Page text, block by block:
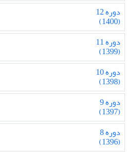
دوره 12
(1400)
دوره 11
(1399)
دوره 10
(1398)
دوره 9
(1397)
دوره 8
(1396)